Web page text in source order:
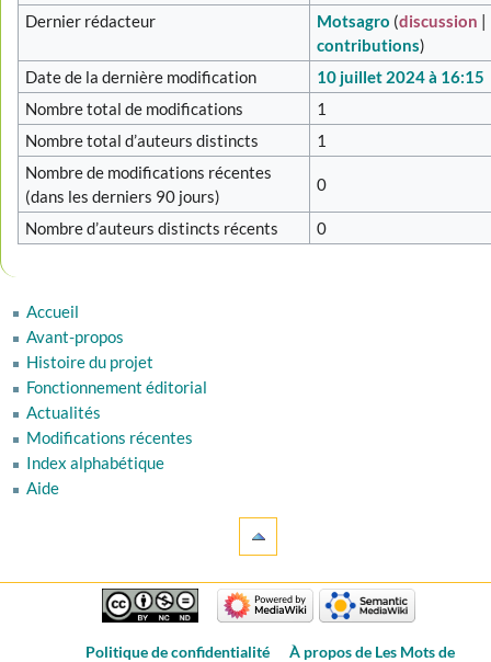
Dernier rédacteur
Motsagro (discussion |
contributions)
Date de la dernière modification
10 juillet 2024 à 16:15
Nombre total de modifications
1
Nombre total d’auteurs distincts
1
Nombre de modifications récentes
(dans les derniers 90 jours)
0
Nombre d’auteurs distincts récents 0
Accueil
Avant-propos
Histoire du projet
Fonctionnement éditorial
Actualités
Modifications récentes
Index alphabétique
Aide
Politique de confidentialité
À propos de Les Mots de